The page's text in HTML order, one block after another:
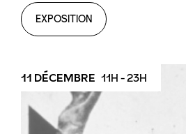
EXPOSITION
11 DÉCEMBRE 11H - 23H